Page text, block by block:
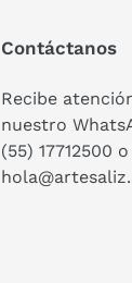
Contáctanos
Recibe
nuestro
(55) 17712500